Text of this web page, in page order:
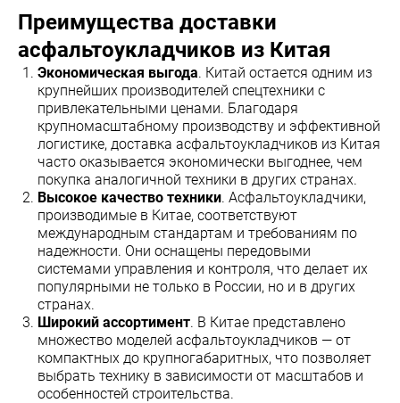
Преимущества доставки
асфальтоукладчиков из Китая
Экономическая выгода. Китай остается одним из
крупнейших производителей спецтехники с
привлекательными ценами. Благодаря
крупномасштабному производству и эффективной
логистике, доставка асфальтоукладчиков из Китая
часто оказывается экономически выгоднее, чем
покупка аналогичной техники в других странах.
Высокое качество техники. Асфальтоукладчики,
производимые в Китае, соответствуют
международным стандартам и требованиям по
надежности. Они оснащены передовыми
системами управления и контроля, что делает их
популярными не только в России, но и в других
странах.
Широкий ассортимент. В Китае представлено
множество моделей асфальтоукладчиков — от
компактных до крупногабаритных, что позволяет
выбрать технику в зависимости от масштабов и
особенностей строительства.